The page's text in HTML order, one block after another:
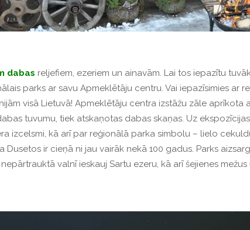
dabas reljefiem, ezeriem un ainavām. Lai tos iepazītu
parks ar savu Apmeklētāju centru. Vai iepazīsimies ar
visā Lietuvā! Apmeklētāju centra izstāžu zāle
tuvumu, tiek atskaņotas dabas skaņas. Uz
izcelsmi, kā arī par reģionālā parka simbolu – lielo
Dusetos ir cieņā ni jau vairāk nekā 100 gadus. Parks
valnī ieskauj Sartu ezeru, kā arī šejienes